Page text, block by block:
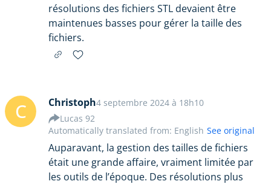
résolutions des fichiers STL devaient être
maintenues basses pour gérer la taille des
fichiers.
C Christoph4 septembre 2024 à 18h10
Lucas 92
Auparavant, la gestion des tailles de fichiers
était une grande affaire, vraiment limitée par
les outils de l’époque. Des résolutions plus
Automatically translated from: English See original